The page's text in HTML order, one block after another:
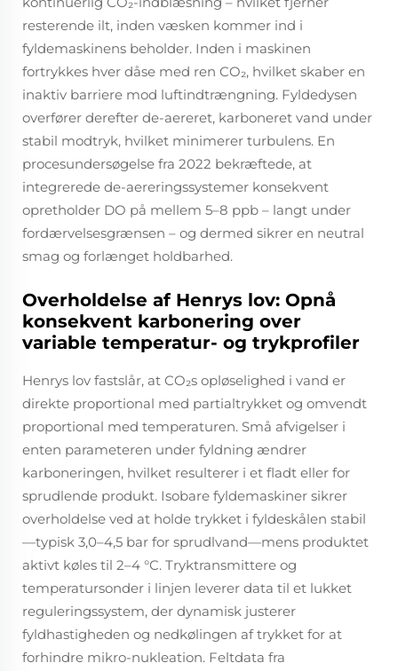
resterende ilt, inden væsken kommer ind i
fyldemaskinens beholder. Inden i maskinen
fortrykkes hver dåse med ren CO₂, hvilket skaber en
inaktiv barriere mod luftindtrængning. Fyldedysen
overfører derefter de-aereret, karboneret vand under
stabil modtryk, hvilket minimerer turbulens. En
procesundersøgelse fra 2022 bekræftede, at
integrerede de-aereringssystemer konsekvent
opretholder DO på mellem 5–8 ppb – langt under
fordærvelsesgrænsen – og dermed sikrer en neutral
smag og forlænget holdbarhed.
Overholdelse af Henrys lov: Opnå
konsekvent karbonering over
variable temperatur- og trykprofiler
Henrys lov fastslår, at CO₂s opløselighed i vand er
direkte proportional med partialtrykket og omvendt
proportional med temperaturen. Små afvigelser i
enten parameteren under fyldning ændrer
karboneringen, hvilket resulterer i et fladt eller for
sprudlende produkt. Isobare fyldemaskiner sikrer
overholdelse ved at holde trykket i fyldeskålen stabil
—typisk 3,0–4,5 bar for sprudlvand—mens produktet
aktivt køles til 2–4 °C. Tryktransmittere og
temperatursonder i linjen leverer data til et lukket
reguleringssystem, der dynamisk justerer
fyldhastigheden og nedkølingen af trykket for at
forhindre mikro-nukleation. Feltdata fra